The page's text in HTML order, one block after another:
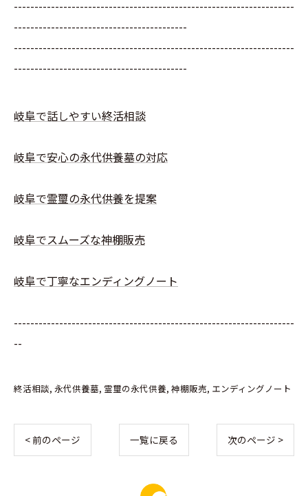
--------------------------------------------------------------------
------------------------------------------
--------------------------------------------------------------------
------------------------------------------
岐阜で話しやすい終活相談
岐阜で安心の永代供養墓の対応
岐阜で霊璽の永代供養を提案
岐阜でスムーズな神棚販売
岐阜で丁寧なエンディングノート
--------------------------------------------------------------------
--
終活相談 永代供養墓 霊璽の永代供養 神棚販売 エンディングノート
< 前のページ 一覧に戻る 次のページ >